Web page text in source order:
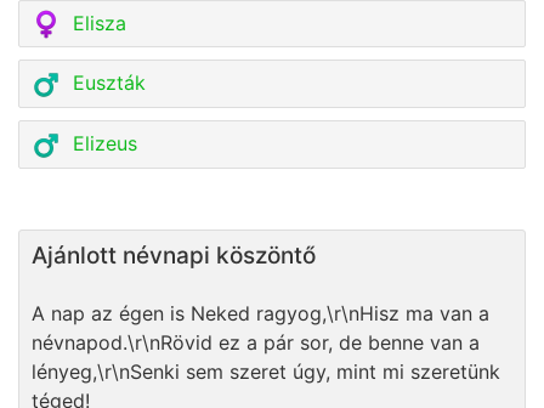
Elisza
Euszták
Elizeus
Ajánlott névnapi köszöntő
A nap az égen is Neked ragyog,\r\nHisz ma van a
névnapod.\r\nRövid ez a pár sor, de benne van a
lényeg,\r\nSenki sem szeret úgy, mint mi szeretünk
téged!